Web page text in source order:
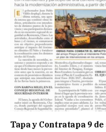
Tapa y Contratapa 9 de